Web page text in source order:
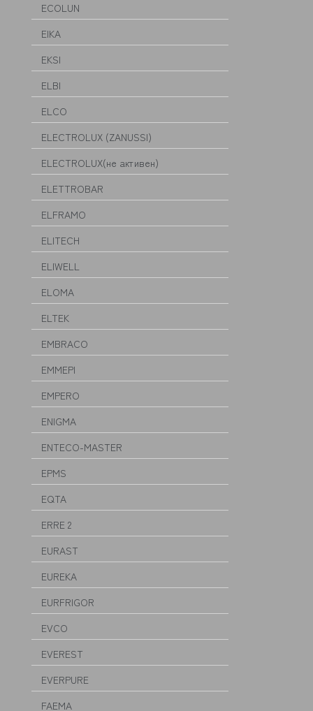
ECOLUN
EIKA
EKSI
ELBI
ELCO
ELECTROLUX (ZANUSSI)
ELECTROLUX(не активен)
ELETTROBAR
ELFRAMO
ELITECH
ELIWELL
ELOMA
ELTEK
EMBRACO
EMMEPI
EMPERO
ENIGMA
ENTECO-MASTER
EPMS
EQTA
ERRE 2
EURAST
EUREKA
EURFRIGOR
EVCO
EVEREST
EVERPURE
FAEMA